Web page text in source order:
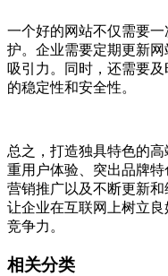
一个好的网站不仅需要
护。企业需要定期更新
吸引力。同时，还需要
的稳定性和安全性。
总之，打造独具特色的
重用户体验、突出品牌
营销推广以及不断更新
让企业在互联网上树立
竞争力。
相关分类